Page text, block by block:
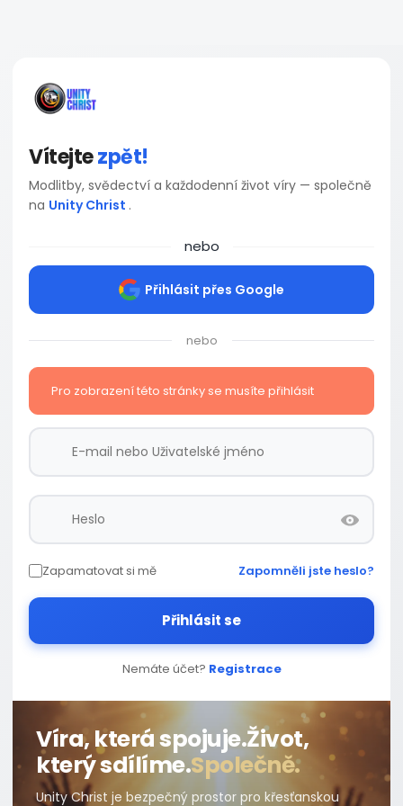
Vítejtezpět!
Modlitby, svědectví a každodenní život víry — společně
na Unity Christ .
nebo
Přihlásit přes Google
nebo
Pro zobrazení této stránky se musíte přihlásit
Zapamatovat si mě Zapomněli jste heslo?
Přihlásit se
Nemáte účet? Registrace
Víra, která spojuje.Život,
který sdílíme.Společně.
Unity Christ je bezpečný prostor pro křesťanskou